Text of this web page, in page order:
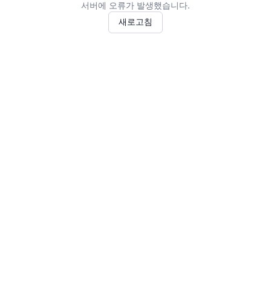
서버에 오류가 발생했습니다.
새로고침